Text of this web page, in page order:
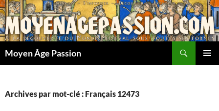
Aller
au
contenu
Moyen Âge Passion
Archives par mot-clé : Français 12473